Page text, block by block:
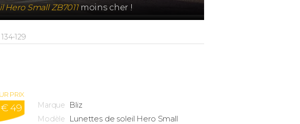
Hero Small ZB7011moins cher !
129
PRIX
€ 49 Marque Bliz
Modèle Lunettes de soleil Hero Small